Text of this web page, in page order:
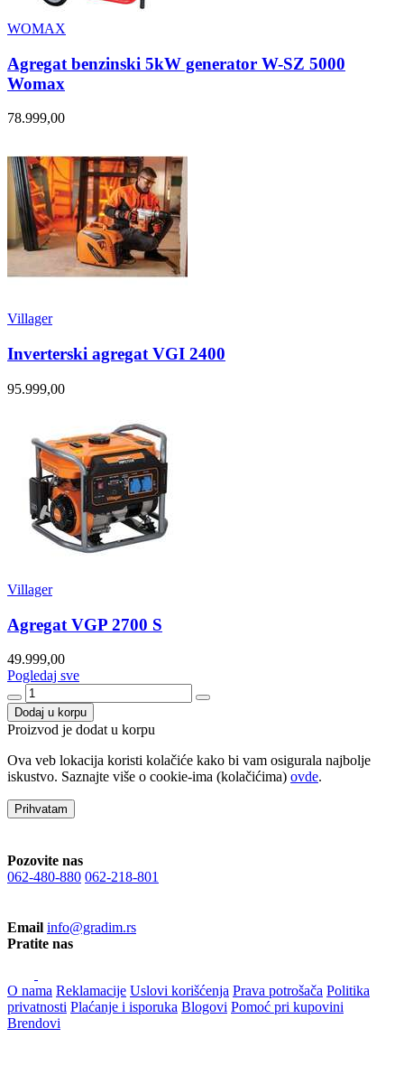
WOMAX
Agregat benzinski 5kW generator W-SZ 5000
Womax
78.999,00
Villager
Inverterski agregat VGI 2400
95.999,00
Villager
Agregat VGP 2700 S
49.999,00
Pogledaj sve
Dodaj u korpu
Proizvod je dodat u korpu
Ova veb lokacija koristi kolačiće kako bi vam osigurala najbolje
iskustvo. Saznajte više o cookie-ima (kolačićima) ovde.
Prihvatam
Pozovite nas
062-480-880 062-218-801
Email info@gradim.rs
Pratite nas
O nama Reklamacije Uslovi korišćenja Prava potrošača Politika
privatnosti Plaćanje i isporuka Blogovi Pomoć pri kupovini
Brendovi